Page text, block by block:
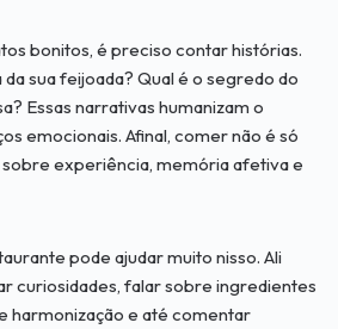
bonitos, é preciso contar histórias.
sua feijoada? Qual é o segredo do
Essas narrativas humanizam o
emocionais. Afinal, comer não é só
experiência, memória afetiva e
pode ajudar muito nisso. Ali
curiosidades, falar sobre ingredientes
harmonização e até comentar